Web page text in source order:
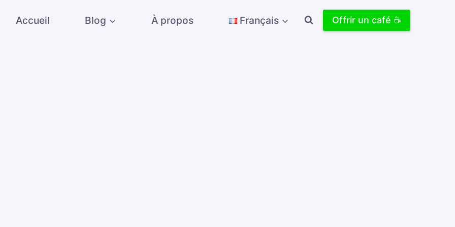
Accueil Blog À propos Français Offrir un café ☕️